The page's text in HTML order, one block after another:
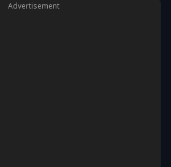
Advertisement